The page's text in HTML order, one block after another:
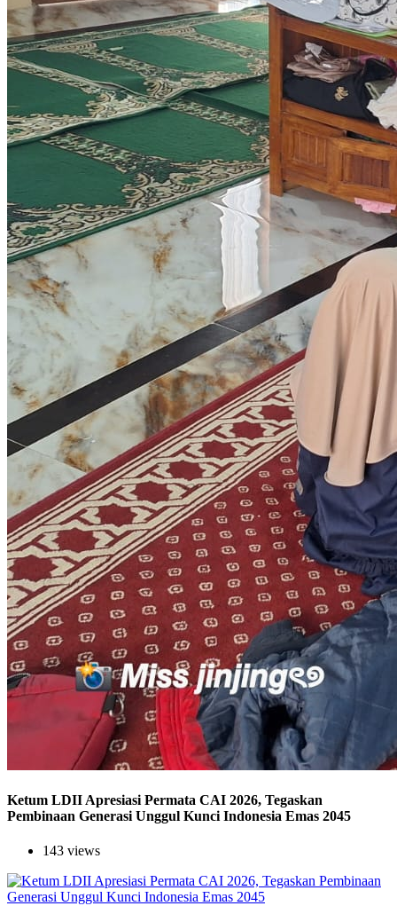
Ketum LDII Apresiasi Permata CAI 2026, Tegaskan
Pembinaan Generasi Unggul Kunci Indonesia Emas 2045
143 views